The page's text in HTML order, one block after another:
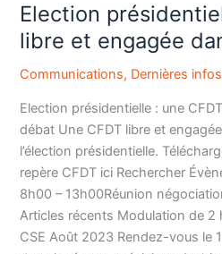
Election
libre et engagée
Communications, Dernières infos
Election présidentielle : une
débat Une CFDT libre et
l’élection présidentielle.
repère CFDT ici Rechercher
8h00 – 13h00Réunion
Articles récents Modulation de 2
CSE Août 2023 Rendez-vous le
Election
présidentielle
une
dans